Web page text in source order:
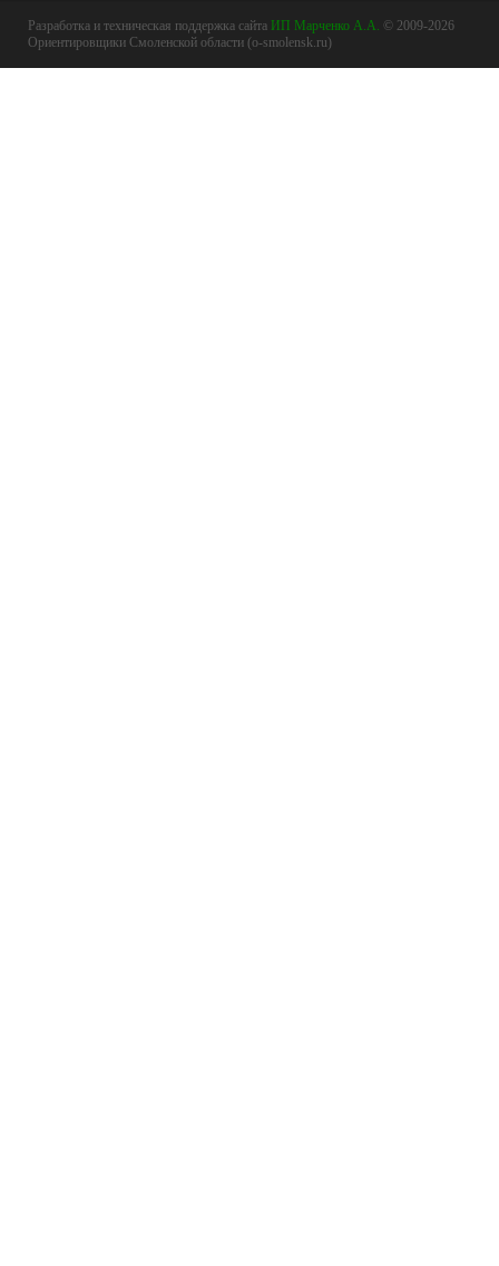
Разработка и техническая поддержка сайта ИП Марченко А.А. © 2009-2026
Ориентировщики Смоленской области (o-smolensk.ru)